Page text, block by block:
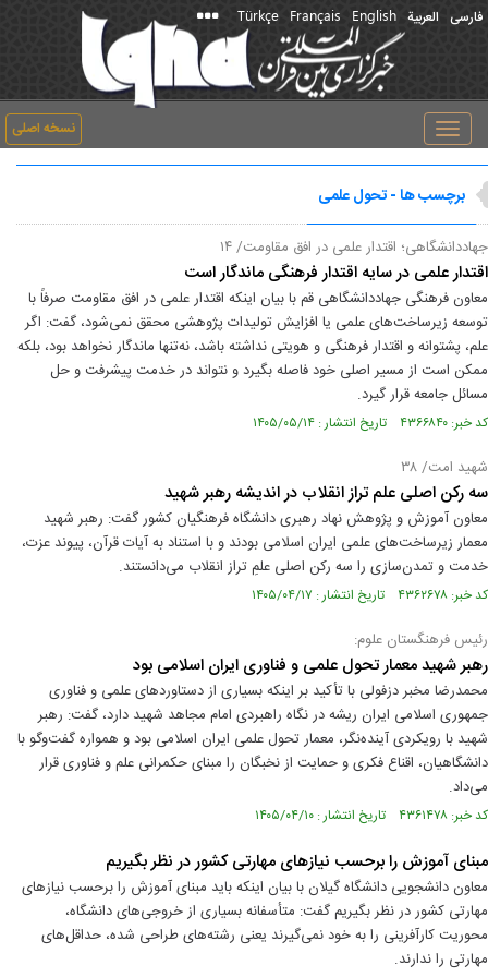
فارسی العربیة English
Français
Türkçe
نسخه اصلی
Toggle
navigation
برچسب ها - تحول علمی
جهاددانشگاهی؛ اقتدار علمی در افق مقاومت/ ۱۴
اقتدار علمی در سایه اقتدار فرهنگی ماندگار است
معاون فرهنگی جهاددانشگاهی قم با بیان اینکه اقتدار علمی در افق مقاومت صرفاً با
توسعه زیرساخت‌های علمی یا افزایش تولیدات پژوهشی محقق نمی‌شود، گفت: اگر
علم، پشتوانه و اقتدار فرهنگی و هویتی نداشته باشد، نه‌تنها ماندگار نخواهد بود، بلکه
ممکن است از مسیر اصلی خود فاصله بگیرد و نتواند در خدمت پیشرفت و حل
مسائل جامعه قرار گیرد.
کد خبر: ۴۳۶۶۸۴۰ تاریخ انتشار : ۱۴۰۵/۰۵/۱۴
شهید امت/ ۳۸
سه رکن اصلی علم تراز انقلاب در اندیشه رهبر شهید
معاون آموزش و پژوهش نهاد رهبری دانشگاه فرهنگیان کشور گفت: رهبر شهید
معمار زیرساخت‌های علمی ایران اسلامی بودند و با استناد به آیات قرآن، پیوند عزت،
خدمت و تمدن‌سازی را سه رکن اصلی علمِ تراز انقلاب می‌دانستند.
کد خبر: ۴۳۶۲۶۷۸ تاریخ انتشار : ۱۴۰۵/۰۴/۱۷
رئیس فرهنگستان علوم:
رهبر شهید معمار تحول علمی و فناوری ایران اسلامی بود
محمدرضا مخبر دزفولی با تأکید بر اینکه بسیاری از دستاوردهای علمی و فناوری
جمهوری اسلامی ایران ریشه در نگاه راهبردی امام مجاهد شهید دارد، گفت: رهبر
شهید با رویکردی آینده‌نگر، معمار تحول علمی ایران اسلامی بود و همواره گفت‌وگو با
دانشگاهیان، اقناع فکری و حمایت از نخبگان را مبنای حکمرانی علم و فناوری قرار
می‌داد.
کد خبر: ۴۳۶۱۴۷۸ تاریخ انتشار : ۱۴۰۵/۰۴/۱۰
مبنای آموزش را برحسب نیازهای مهارتی کشور در نظر بگیریم
معاون دانشجویی دانشگاه گیلان با بیان اینکه باید مبنای آموزش را برحسب نیازهای
مهارتی کشور در نظر بگیریم گفت: متأسفانه بسیاری از خروجی‌های دانشگاه،
محوریت کارآفرینی را به خود نمی‌گیرند یعنی رشته‌های طراحی شده، حداقل‌های
مهارتی را ندارند.